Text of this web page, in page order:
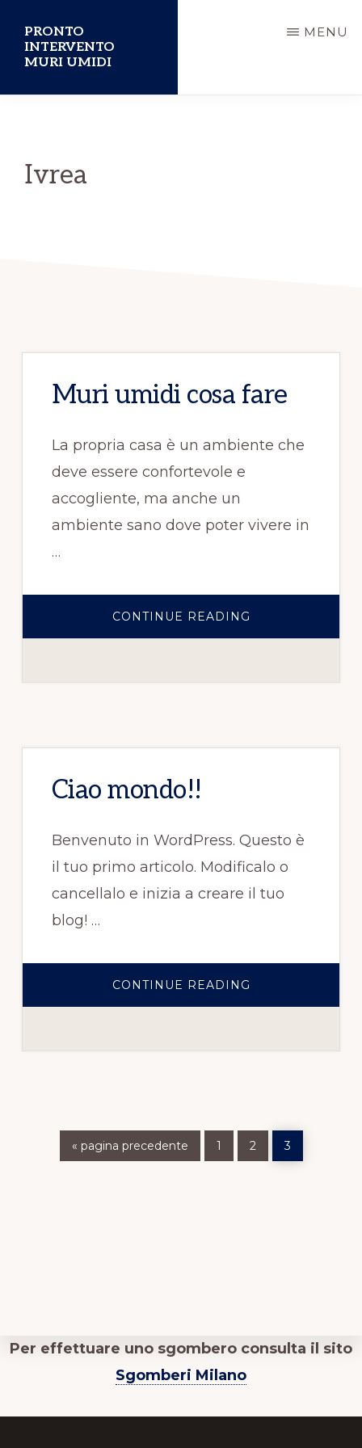
contenuto
principale
PRONTO
INTERVENTO
MURI UMIDI
MENU
Ivrea
Muri umidi cosa fare
La propria casa è un ambiente che
deve essere confortevole e
accogliente, ma anche un
ambiente sano dove poter vivere in
…
CONTINUE READING
COSA
Ciao mondo!!
Benvenuto in WordPress. Questo è
il tuo primo articolo. Modificalo o
cancellalo e inizia a creare il tuo
blog! …
CONTINUE READING
« alla
pagina precedente
Vai
alla
pagina
1
Vai
alla
pagina
2
Vai
alla
pagina
3
Per effettuare uno sgombero consulta il sito
Sgomberi Milano